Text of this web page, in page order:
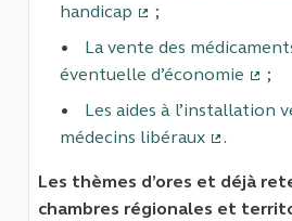
handicap
;
La vente des
éventuelle d’économie
;
Les aides à l’installation
médecins libéraux
.
Les thèmes d’ores et déjà
chambres régionales et